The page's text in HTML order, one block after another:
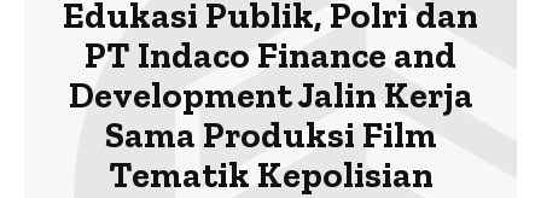
Edukasi Publik, Polri dan
PT Indaco Finance and
Development Jalin Kerja
Sama Produksi Film
Tematik Kepolisian